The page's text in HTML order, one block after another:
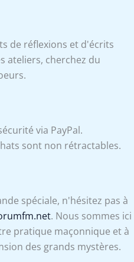
de réflexions et d'écrits
ateliers, cherchez du
via PayPal.
sont non rétractables.
spéciale, n'hésitez pas à
. Nous sommes ici
pratique maçonnique et à
des grands mystères.